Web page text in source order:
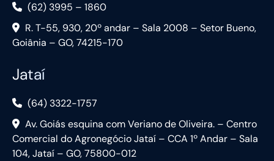
(62) 3995 – 1860
R. T-55, 930, 20º andar – Sala 2008 – Setor Bueno,
Goiânia – GO, 74215-170
Jataí
(64) 3322-1757
Av. Goiás esquina com Veriano de Oliveira. – Centro
Comercial do Agronegócio Jataí – CCA 1º Andar – Sala
104, Jataí – GO, 75800-012